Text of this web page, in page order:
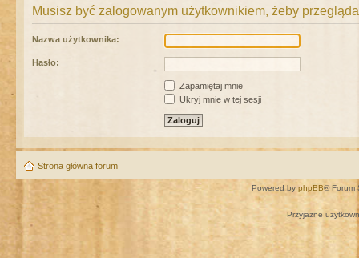
Musisz być zalogowanym użytkownikiem, żeby
Nazwa użytkownika:
Hasło:
Zapamiętaj mnie
Ukryj mnie w tej sesji
Strona główna forum
Powered by phpBB® Forum
Przyjazne